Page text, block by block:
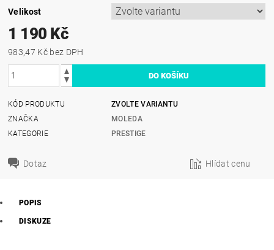
Velikost
1 190 Kč
983,47 Kč bez DPH
KÓD PRODUKTU
ZVOLTE VARIANTU
ZNAČKA
MOLEDA
KATEGORIE
PRESTIGE
Dotaz Hlídat cenu
POPIS
DISKUZE